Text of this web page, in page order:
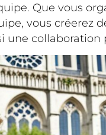
Que vous
vous créerez
une